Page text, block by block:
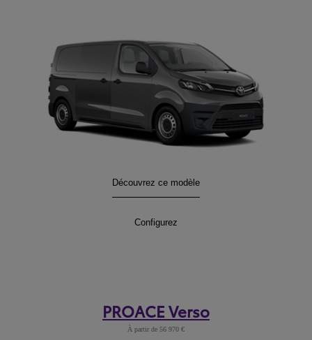
PROACE:
Découvrez ce modèle
PROACE:
Configurez
PROACE Verso
À partir de 56 970 €